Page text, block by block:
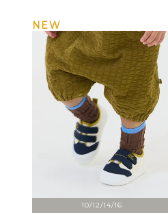
10/12/14/16
NEW